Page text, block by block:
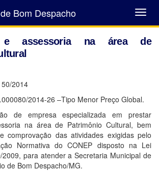
Abrir
Menu
Bom Despacho
e assessoria na área de
2014
2014-26 –Tipo Menor Preço Global.
de empresa especializada em prestar
na área de Patrimônio Cultural, bem
comprovação das atividades exigidas pelo
Normativa do CONEP disposto na Lei
2009, para atender a Secretaria Municipal de
de Bom Despacho/MG.